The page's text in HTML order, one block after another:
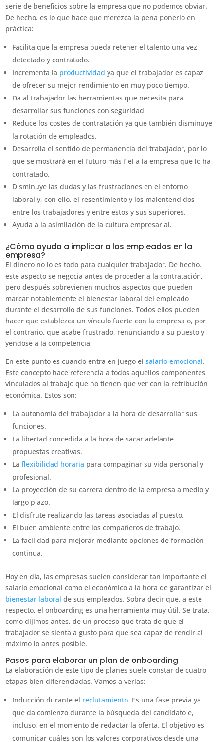
serie de beneficios sobre la empresa que no podemos obviar.
De hecho, es lo que hace que merezca la pena ponerlo en
práctica:
Facilita que la empresa pueda retener el talento una vez
detectado y contratado.
Incrementa la productividad ya que el trabajador es capaz
de ofrecer su mejor rendimiento en muy poco tiempo.
Da al trabajador las herramientas que necesita para
desarrollar sus funciones con seguridad.
Reduce los costes de contratación ya que también disminuye
la rotación de empleados.
Desarrolla el sentido de permanencia del trabajador, por lo
que se mostrará en el futuro más fiel a la empresa que lo ha
contratado.
Disminuye las dudas y las frustraciones en el entorno
laboral y, con ello, el resentimiento y los malentendidos
entre los trabajadores y entre estos y sus superiores.
Ayuda a la asimilación de la cultura empresarial.
¿Cómo ayuda a implicar a los empleados en la
empresa?
El dinero no lo es todo para cualquier trabajador. De hecho,
este aspecto se negocia antes de proceder a la contratación,
pero después sobrevienen muchos aspectos que pueden
marcar notablemente el bienestar laboral del empleado
durante el desarrollo de sus funciones. Todos ellos pueden
hacer que establezca un vínculo fuerte con la empresa o, por
el contrario, que acabe frustrado, renunciando a su puesto y
yéndose a la competencia.
En este punto es cuando entra en juego elsalario emocional.
Este concepto hace referencia a todos aquellos componentes
vinculados al trabajo que no tienen que ver con la retribución
económica. Estos son:
La autonomía del trabajador a la hora de desarrollar sus
funciones.
La libertad concedida a la hora de sacar adelante
propuestas creativas.
Laflexibilidad horaria para compaginar su vida personal y
profesional.
La proyección de su carrera dentro de la empresa a medio y
largo plazo.
El disfrute realizando las tareas asociadas al puesto.
El buen ambiente entre los compañeros de trabajo.
La facilidad para mejorar mediante opciones de formación
continua.
Hoy en día, las empresas suelen considerar tan importante el
salario emocional como el económico a la hora de garantizar el
bienestar laboral de sus empleados. Sobra decir que, a este
respecto, el onboarding es una herramienta muy útil. Se trata,
como dijimos antes, de un proceso que trata de que el
trabajador se sienta a gusto para que sea capaz de rendir al
máximo lo antes posible.
Pasos para elaborar un plan de onboarding
La elaboración de este tipo de planes suele constar de cuatro
etapas bien diferenciadas. Vamos a verlas:
Inducción durante el reclutamiento. Es una fase previa ya
que da comienzo durante la búsqueda del candidato e,
incluso, en el momento de redactar la oferta. El objetivo es
comunicar cuáles son los valores corporativos desde una